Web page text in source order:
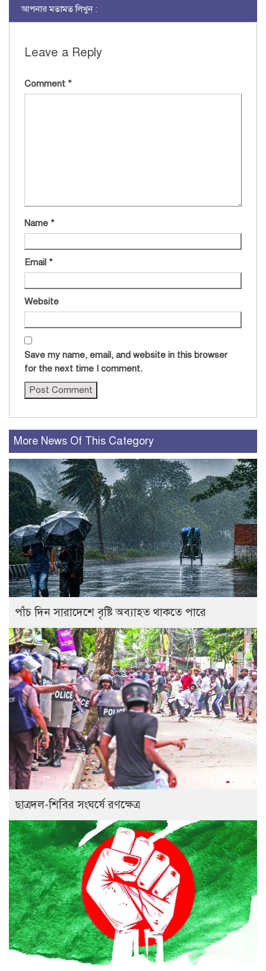
আপনার মতামত লিখুন :
Leave a Reply
Comment *
Name *
Email *
Website
Save my name, email, and website in this browser
for the next time I comment.
More News Of This Category
পাঁচ দিন সারাদেশে বৃষ্টি অব্যাহত থাকতে পারে
ছাত্রদল-শিবির সংঘর্ষে রণক্ষেত্র